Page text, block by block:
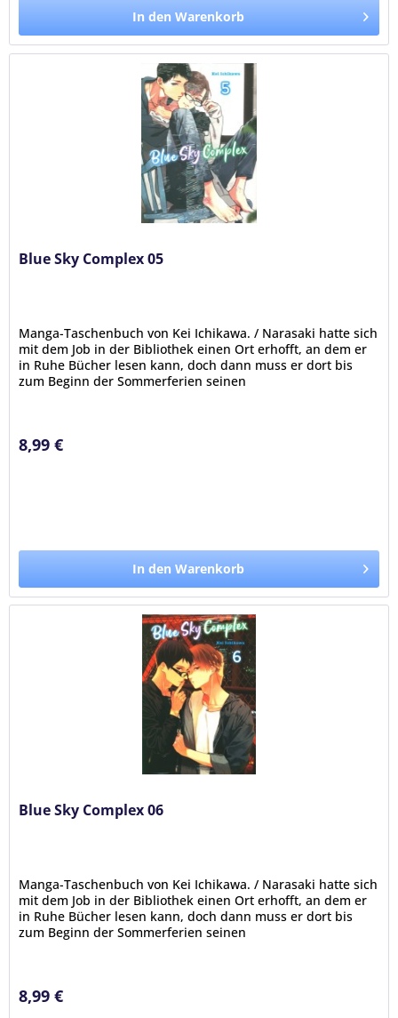
In den Warenkorb
Blue Sky Complex 05
Manga-Taschenbuch von Kei Ichikawa. / Narasaki hatte sich
mit dem Job in der Bibliothek einen Ort erhofft, an dem er
in Ruhe Bücher lesen kann, doch dann muss er dort bis
zum Beginn der Sommerferien seinen
8,99 €
In den Warenkorb
Blue Sky Complex 06
Manga-Taschenbuch von Kei Ichikawa. / Narasaki hatte sich
mit dem Job in der Bibliothek einen Ort erhofft, an dem er
in Ruhe Bücher lesen kann, doch dann muss er dort bis
zum Beginn der Sommerferien seinen
8,99 €